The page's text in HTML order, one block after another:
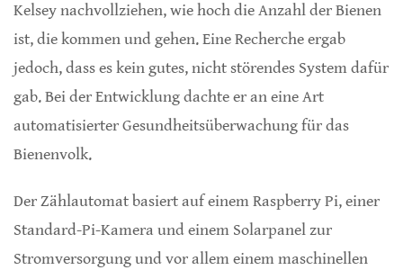
Kelsey nachvollziehen, wie hoch die Anzahl der Bienen
ist, die kommen und gehen. Eine Recherche ergab
jedoch, dass es kein gutes, nicht störendes System dafür
gab. Bei der Entwicklung dachte er an eine Art
automatisierter Gesundheitsüberwachung für das
Bienenvolk.
Der Zählautomat basiert auf einem Raspberry Pi, einer
Standard-Pi-Kamera und einem Solarpanel zur
Stromversorgung und vor allem einem maschinellen